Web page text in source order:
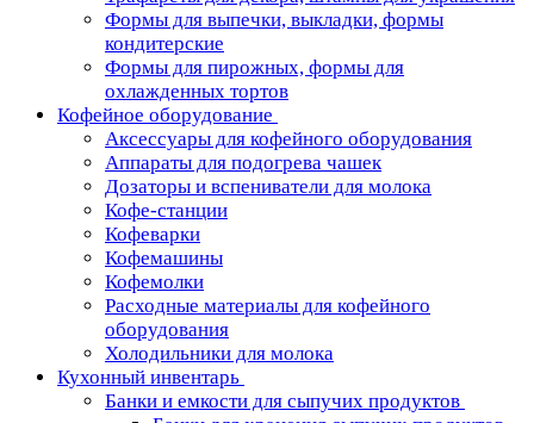
Формы для выпечки, выкладки, формы
кондитерские
Формы для пирожных, формы для
охлажденных тортов
Кофейное оборудование
Аксессуары для кофейного оборудования
Аппараты для подогрева чашек
Дозаторы и вспениватели для молока
Кофе-станции
Кофеварки
Кофемашины
Кофемолки
Расходные материалы для кофейного
оборудования
Холодильники для молока
Кухонный инвентарь
Банки и емкости для сыпучих продуктов